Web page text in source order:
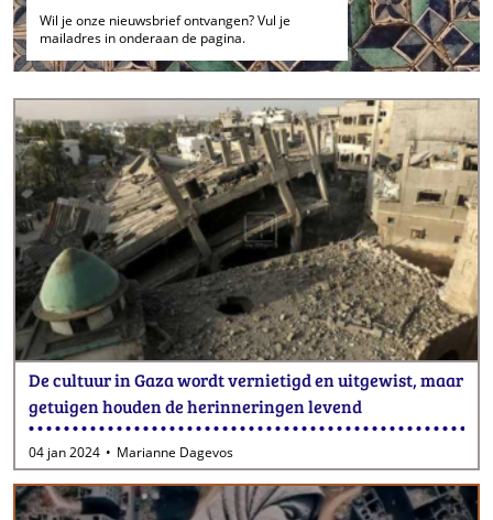
Wil je onze nieuwsbrief ontvangen? Vul je
mailadres in onderaan de pagina.
De cultuur in Gaza wordt vernietigd en uitgewist, maar
getuigen houden de herinneringen levend
04 jan 2024 Marianne Dagevos